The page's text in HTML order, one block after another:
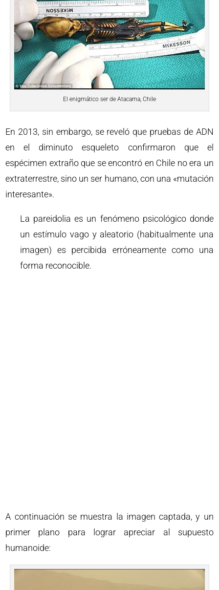
El enigmático ser de Atacama, Chile
En 2013, sin embargo, se reveló que pruebas de ADN
en el diminuto esqueleto confirmaron que el
espécimen extraño que se encontró en Chile no era un
extraterrestre, sino un ser humano, con una «mutación
interesante».
La pareidolia es un fenómeno psicológico donde
un estímulo vago y aleatorio (habitualmente una
imagen) es percibida erróneamente como una
forma reconocible.
A continuación se muestra la imagen captada, y un
primer plano para lograr apreciar al supuesto
humanoide: